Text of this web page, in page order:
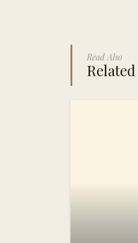
Read Also